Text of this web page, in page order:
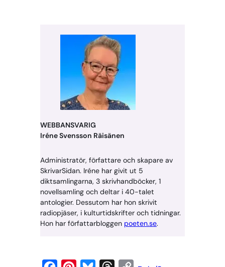
WEBBANSVARIG
Iréne Svensson Räisänen
Administratör, författare och skapare av
SkrivarSidan. Iréne har givit ut 5
diktsamlingarna, 3 skrivhandböcker, 1
novellsamling och deltar i 40-talet
antologier. Dessutom har hon skrivit
radiopjäser, i kulturtidskrifter och tidningar.
Hon har författarbloggen poeten.se.